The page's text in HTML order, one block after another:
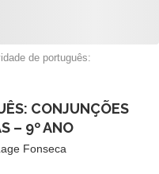
de português:
CONJUNÇÕES
– 9º ANO
Fonseca